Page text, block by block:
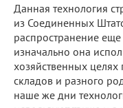
Данная технология
из Соединенных
распространение
изначально она
хозяйственных целях
складов и разного
наше же дни